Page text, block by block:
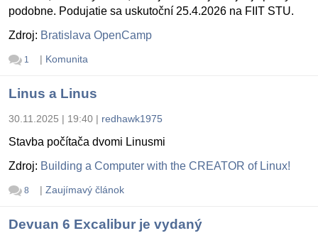
podobne. Podujatie sa uskutoční 25.4.2026 na FIIT STU.
Zdroj: Bratislava OpenCamp
1 | Komunita
Linus a Linus
30.11.2025 | 19:40 | redhawk1975
Stavba počítača dvomi Linusmi
Zdroj: Building a Computer with the CREATOR of Linux!
8 | Zaujímavý článok
Devuan 6 Excalibur je vydaný